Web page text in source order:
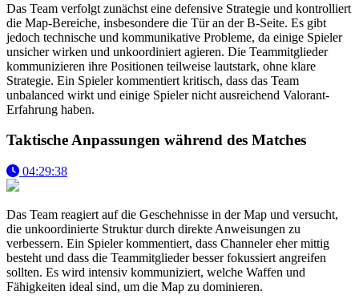
Das Team verfolgt zunächst eine defensive Strategie und kontrolliert
die Map-Bereiche, insbesondere die Tür an der B-Seite. Es gibt
jedoch technische und kommunikative Probleme, da einige Spieler
unsicher wirken und unkoordiniert agieren. Die Teammitglieder
kommunizieren ihre Positionen teilweise lautstark, ohne klare
Strategie. Ein Spieler kommentiert kritisch, dass das Team
unbalanced wirkt und einige Spieler nicht ausreichend Valorant-
Erfahrung haben.
Taktische Anpassungen während des Matches
04:29:38
Das Team reagiert auf die Geschehnisse in der Map und versucht,
die unkoordinierte Struktur durch direkte Anweisungen zu
verbessern. Ein Spieler kommentiert, dass Channeler eher mittig
besteht und dass die Teammitglieder besser fokussiert angreifen
sollten. Es wird intensiv kommuniziert, welche Waffen und
Fähigkeiten ideal sind, um die Map zu dominieren.